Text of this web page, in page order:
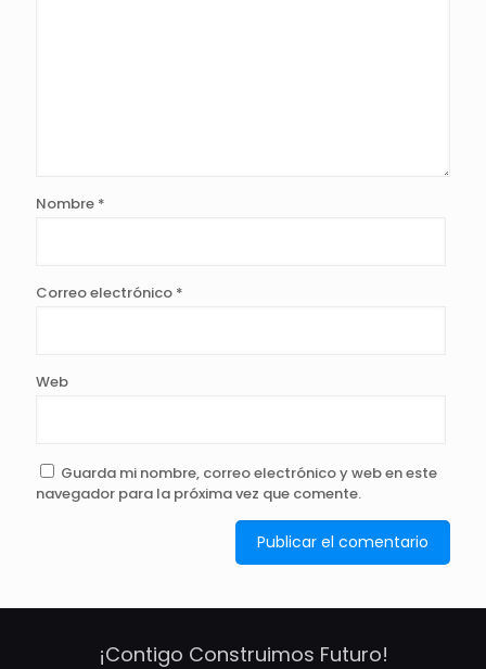
Nombre *
Correo electrónico *
Web
Guarda mi nombre, correo electrónico y web en este
navegador para la próxima vez que comente.
¡Contigo Construimos Futuro!